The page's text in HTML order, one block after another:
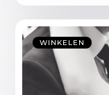
WINKELEN